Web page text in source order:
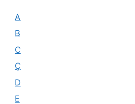
A
B
C
Ç
D
E